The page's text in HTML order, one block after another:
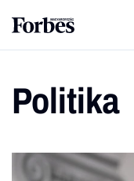
Politika